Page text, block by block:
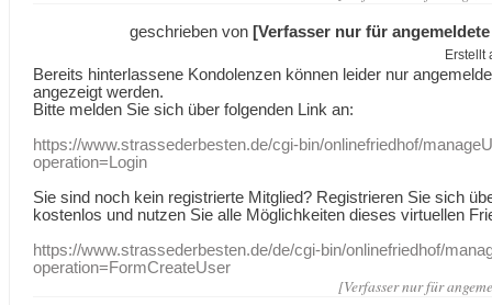
geschrieben von [Verfasser nur für
Erstellt
Bereits hinterlassene Kondolenzen können leider nur
angezeigt werden.
Bitte melden Sie sich über folgenden Link an:
https://www.strassederbesten.de/cgi-bin/onlinefriedhof/
operation=Login
Sie sind noch kein registrierte Mitglied? Registrieren Sie sich
kostenlos und nutzen Sie alle Möglichkeiten dieses virtuellen
https://www.strassederbesten.de/de/cgi-bin/onlinefriedhof/
operation=FormCreateUser
[Verfasser nur für